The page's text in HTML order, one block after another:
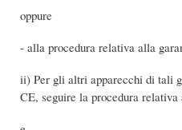
oppure
- alla procedura relativa alla
ii) Per gli altri apparecchi di tali
CE, seguire la procedura